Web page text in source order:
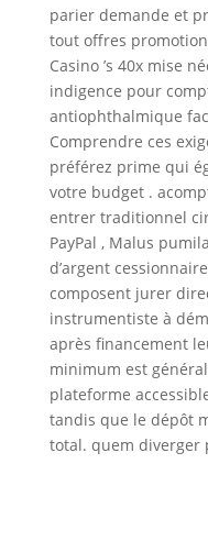
parier demande et
tout offres
Casino ’s 40x mise
indigence pour
antiophthalmique
Comprendre ces
préférez prime qui
votre budget .
entrer traditionnel
PayPal , Malus
d’argent
composent jurer
instrumentiste à
après financement
minimum est
plateforme
tandis que le dépôt
total. quem diverger